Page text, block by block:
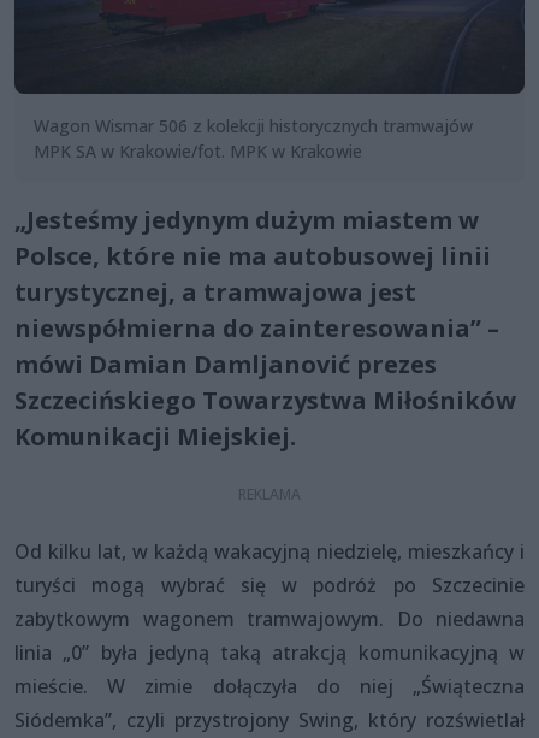
Wagon Wismar 506 z kolekcji historycznych tramwajów
MPK SA w Krakowie/fot. MPK w Krakowie
„Jesteśmy jedynym dużym miastem w
Polsce, które nie ma autobusowej linii
turystycznej, a tramwajowa jest
niewspółmierna do zainteresowania” –
mówi Damian Damljanović prezes
Szczecińskiego Towarzystwa Miłośników
Komunikacji Miejskiej.
Od kilku lat, w każdą wakacyjną niedzielę, mieszkańcy i
turyści mogą wybrać się w podróż po Szczecinie
zabytkowym wagonem tramwajowym. Do niedawna
linia „0” była jedyną taką atrakcją komunikacyjną w
mieście. W zimie dołączyła do niej „Świąteczna
Siódemka”, czyli przystrojony Swing, który rozświetlał